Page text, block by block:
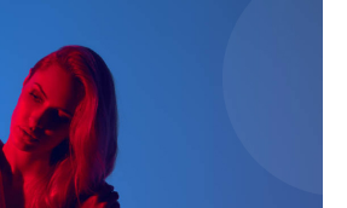
SUBSCRIBE NOW